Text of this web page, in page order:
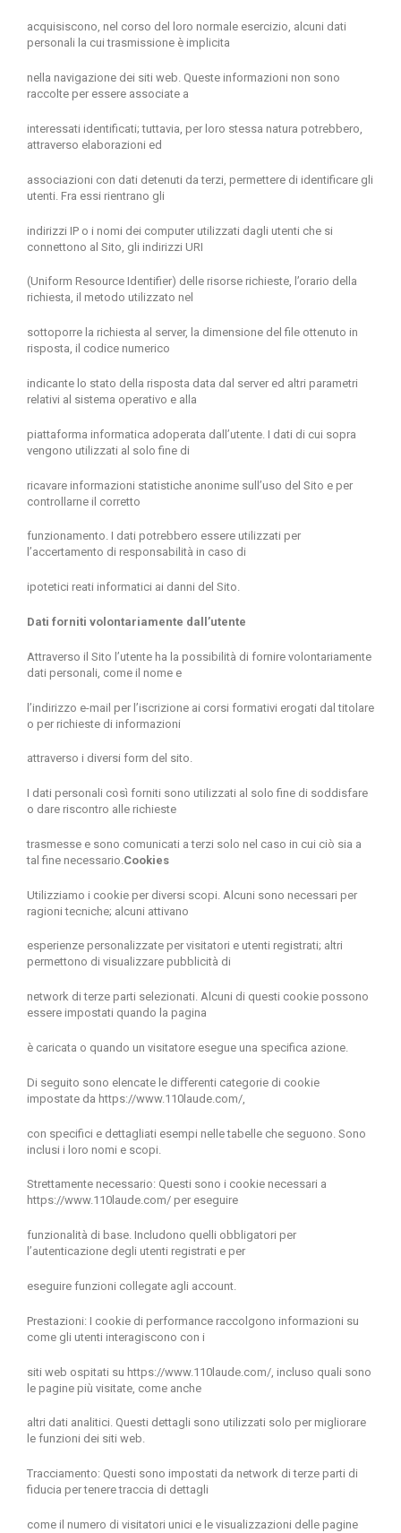
acquisiscono, nel corso del loro normale esercizio, alcuni dati
personali la cui trasmissione è implicita
nella navigazione dei siti web. Queste informazioni non sono
raccolte per essere associate a
interessati identificati; tuttavia, per loro stessa natura potrebbero,
attraverso elaborazioni ed
associazioni con dati detenuti da terzi, permettere di identificare gli
utenti. Fra essi rientrano gli
indirizzi IP o i nomi dei computer utilizzati dagli utenti che si
connettono al Sito, gli indirizzi URI
(Uniform Resource Identifier) delle risorse richieste, l’orario della
richiesta, il metodo utilizzato nel
sottoporre la richiesta al server, la dimensione del file ottenuto in
risposta, il codice numerico
indicante lo stato della risposta data dal server ed altri parametri
relativi al sistema operativo e alla
piattaforma informatica adoperata dall’utente. I dati di cui sopra
vengono utilizzati al solo fine di
ricavare informazioni statistiche anonime sull’uso del Sito e per
controllarne il corretto
funzionamento. I dati potrebbero essere utilizzati per
l’accertamento di responsabilità in caso di
ipotetici reati informatici ai danni del Sito.
Dati forniti volontariamente dall’utente
Attraverso il Sito l’utente ha la possibilità di fornire volontariamente
dati personali, come il nome e
l’indirizzo e-mail per l’iscrizione ai corsi formativi erogati dal titolare
o per richieste di informazioni
attraverso i diversi form del sito.
I dati personali così forniti sono utilizzati al solo fine di soddisfare
o dare riscontro alle richieste
trasmesse e sono comunicati a terzi solo nel caso in cui ciò sia a
tal fine necessario. Cookies
Utilizziamo i cookie per diversi scopi. Alcuni sono necessari per
ragioni tecniche; alcuni attivano
esperienze personalizzate per visitatori e utenti registrati; altri
permettono di visualizzare pubblicità di
network di terze parti selezionati. Alcuni di questi cookie possono
essere impostati quando la pagina
è caricata o quando un visitatore esegue una specifica azione.
Di seguito sono elencate le diﬀerenti categorie di cookie
impostate da https://www.110laude.com/
con specifici e dettagliati esempi nelle tabelle che seguono. Sono
inclusi i loro nomi e scopi.
Strettamente necessario: Questi sono i cookie necessari a
https://www.110laude.com/ per eseguire
funzionalità di base. Includono quelli obbligatori per
l’autenticazione degli utenti registrati e per
eseguire funzioni collegate agli account.
Prestazioni: I cookie di performance raccolgono informazioni su
come gli utenti interagiscono con i
siti web ospitati su https://www.110laude.com/ , incluso quali sono
le pagine più visitate, come anche
altri dati analitici. Questi dettagli sono utilizzati solo per migliorare
le funzioni dei siti web.
Tracciamento: Questi sono impostati da network di terze parti di
fiducia per tenere traccia di dettagli
come il numero di visitatori unici e le visualizzazioni delle pagine